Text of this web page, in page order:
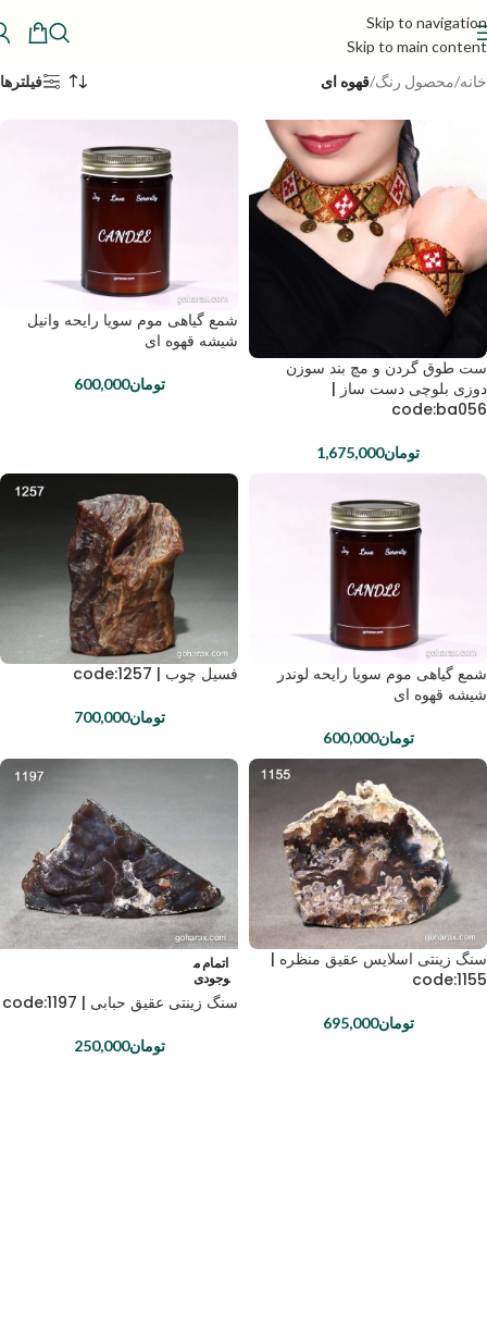
Skip to navigation
Skip to main content
خانه/محصول رنگ/قهوه ای فیلترها
ست طوق گردن و مچ بند سوزن
دوزی بلوچی دست ساز |
code:ba056
تومان1,675,000
شمع گیاهی موم سویا رایحه وانیل
شیشه قهوه ای
تومان600,000
شمع گیاهی موم سویا رایحه لوندر
شیشه قهوه ای
تومان600,000
فسیل چوب | code:1257
تومان700,000
سنگ زینتی اسلایس عقیق منظره |
code:1155
تومان695,000
اتمام م
وجودی
سنگ زینتی عقیق حبابی | code:1197
تومان250,000